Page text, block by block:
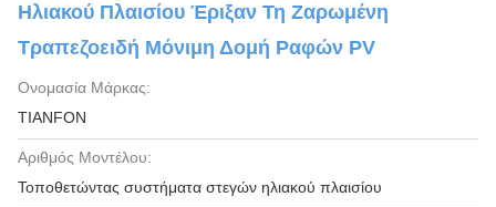
Ηλιακού Πλαισίου Έριξαν Τη Ζαρωμένη
Τραπεζοειδή Μόνιμη Δομή Ραφών PV
Ονομασία Μάρκας:
TIANFON
Αριθμός Μοντέλου:
Τοποθετώντας συστήματα στεγών ηλιακού πλαισίου